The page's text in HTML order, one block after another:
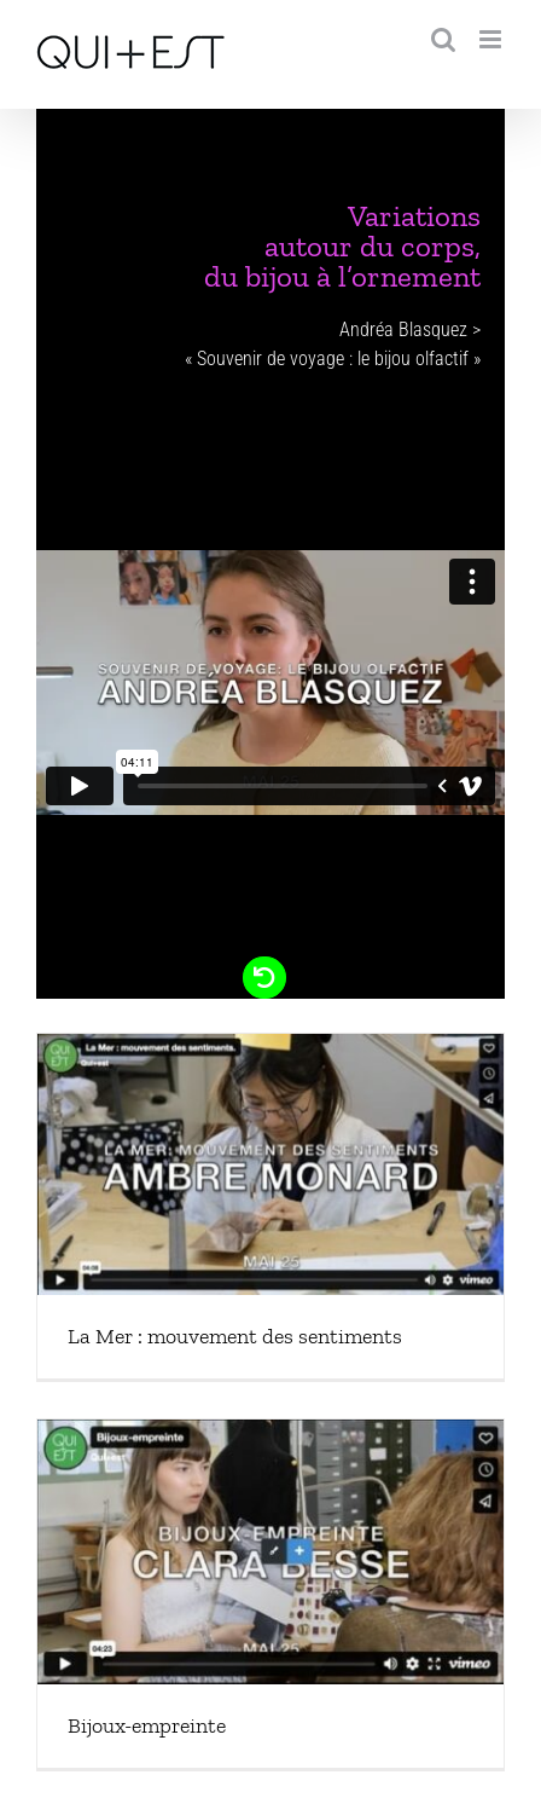
contenu
Variations
autour du corps,
du bijou à l’ornement
Andréa Blasquez >
« Souvenir de voyage : le bijou olfactif »
La Mer : mouvement des sentiments
Bijoux-empreinte